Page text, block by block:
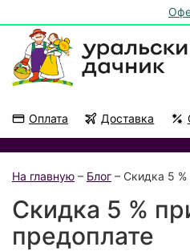
Оплата Доставка
На главную – Блог – Скидка 5
Скидка 5 %
предоплате